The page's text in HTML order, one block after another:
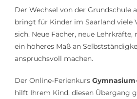
Der Wechsel von der Grundschule
bringt für Kinder im Saarland viele
sich. Neue Fächer, neue Lehrkräfte,
ein höheres Maß an
anspruchsvoll machen.
Der Online-Ferienkurs
hilft Ihrem Kind, diesen Übergang